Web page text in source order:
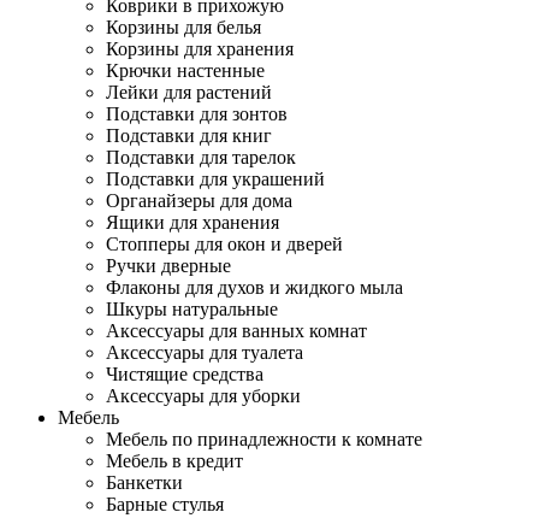
Коврики в прихожую
Корзины для белья
Корзины для хранения
Крючки настенные
Лейки для растений
Подставки для зонтов
Подставки для книг
Подставки для тарелок
Подставки для украшений
Органайзеры для дома
Ящики для хранения
Стопперы для окон и дверей
Ручки дверные
Флаконы для духов и жидкого мыла
Шкуры натуральные
Аксессуары для ванных комнат
Аксессуары для туалета
Чистящие средства
Аксессуары для уборки
Мебель
Мебель по принадлежности к комнате
Мебель в кредит
Банкетки
Барные стулья